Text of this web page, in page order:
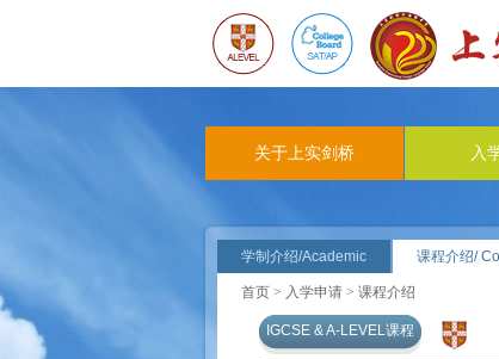
关于上实剑桥 入
学制介绍/Academic 课程介绍/
首页 > 入学申请 > 课程介绍
IGCSE & A-LEVEL课程